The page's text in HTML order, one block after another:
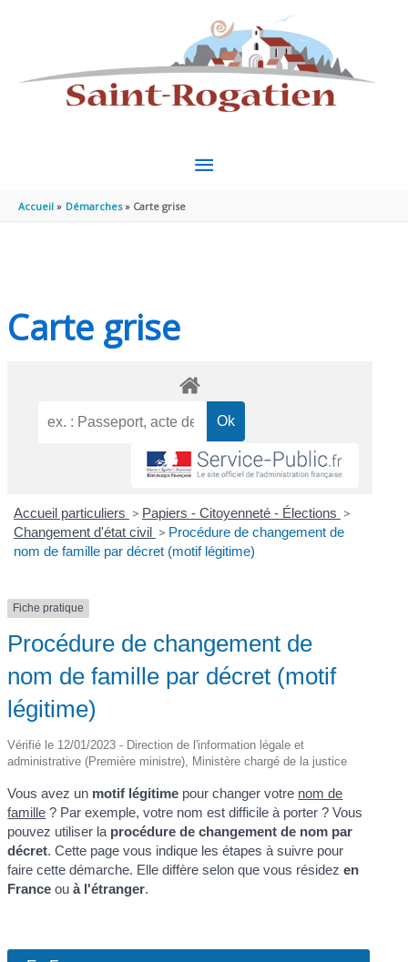
MENU
Accueil Démarches Carte grise
Carte grise
Accueil particuliers > Papiers - Citoyenneté - Élections >
Changement d'état civil > Procédure de changement de
nom de famille par décret (motif légitime)
Fiche pratique
Procédure de changement de
nom de famille par décret (motif
légitime)
Vérifié le 12/01/2023 - Direction de l'information légale et
administrative (Première ministre), Ministère chargé de la justice
Vous avez un motif légitime pour changer votre nom de
famille ? Par exemple, votre nom est difficile à porter ? Vous
pouvez utiliser la procédure de changement de nom par
décret. Cette page vous indique les étapes à suivre pour
faire cette démarche. Elle diffère selon que vous résidezen
France ouà l'étranger.